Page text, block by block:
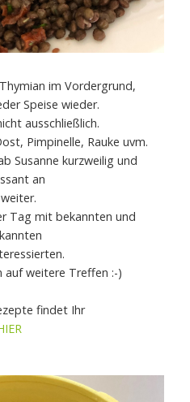
im Vordergrund,
Speise wieder.
ausschließlich.
Pimpinelle, Rauke uvm.
Susanne kurzweilig und
an
Tag mit bekannten und
auf weitere Treffen :-)
findet Ihr